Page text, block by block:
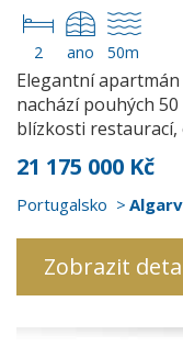
2 ano 50m
Elegantní
nachází pouhých
blízkosti restaurací,
21 175 000 Kč
Portugalsko
Zobrazit